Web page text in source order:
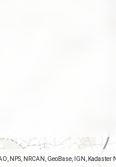
NPS, NRCAN, GeoBase, IGN,